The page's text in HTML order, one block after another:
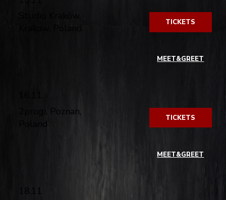
Studio Kraków,
Krakow, Poland
TICKETS
2progi, Poznan,
Poland
TICKETS
MEET&GREET
18.11
MEET&GREET